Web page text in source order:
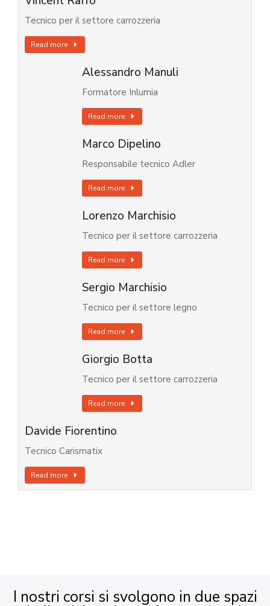
Tecnico per il settore carrozzeria
Read more
Alessandro Manuli
Formatore Inlumia
Read more
Marco Dipelino
Responsabile tecnico Adler
Read more
Lorenzo Marchisio
Tecnico per il settore carrozzeria
Read more
Sergio Marchisio
Tecnico per il settore legno
Read more
Giorgio Botta
Tecnico per il settore carrozzeria
Read more
Davide Fiorentino
Tecnico Carismatix
Read more
I nostri corsi si svolgono in due spazi